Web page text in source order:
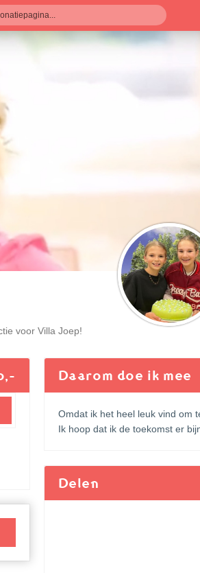
voor Villa Joep!
Daarom doe ik mee
Omdat ik het heel leuk vind om
Ik hoop dat ik de toekomst er
Delen